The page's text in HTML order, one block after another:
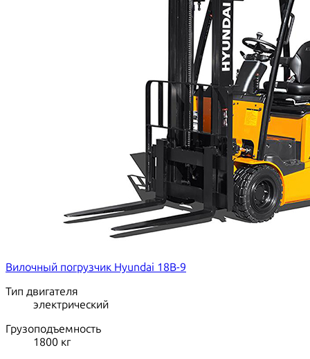
Вилочный погрузчик Hyundai 18B-9
Тип двигателя
электрический
Грузоподъемность
1800 кг